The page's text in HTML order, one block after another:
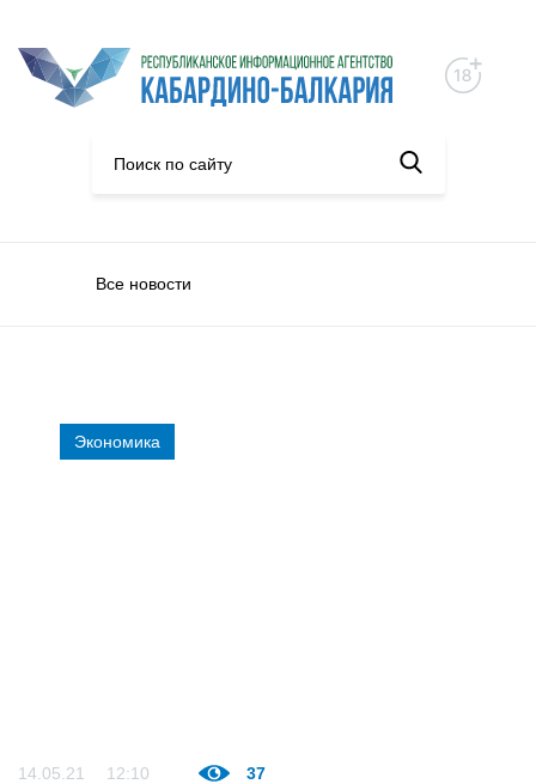
Все новости
Экономика
14.05.21 12:10 37